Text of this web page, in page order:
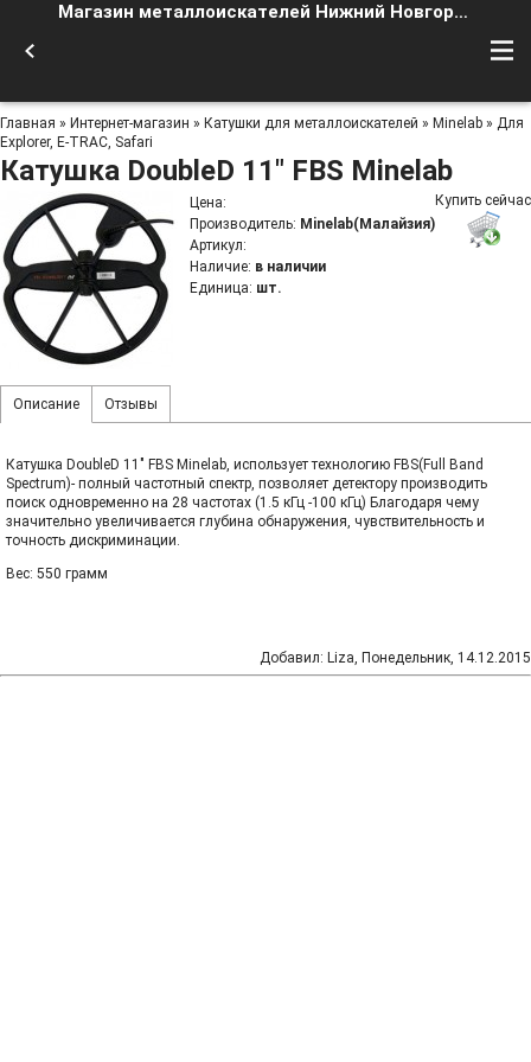
Магазин металлоискателей Нижний Новгород
Главная » Интернет-магазин » Катушки для металлоискателей » Minelab » Для
Explorer, E-TRAC, Safari
Катушка DoubleD 11" FBS Minelab
Цена:
Производитель: Minelab(Малайзия)
Артикул:
Наличие: в наличии
Единица: шт.
Купить сейчас
Описание Отзывы
Катушка DoubleD 11" FBS Minelab, использует технологию FBS(Full Band
Spectrum)- полный частотный спектр, позволяет детектору производить
поиск одновременно на 28 частотах (1.5 кГц -100 кГц) Благодаря чему
значительно увеличивается глубина обнаружения, чувствительность и
точность дискриминации.
Вес: 550 грамм
Добавил: Liza, Понедельник, 14.12.2015